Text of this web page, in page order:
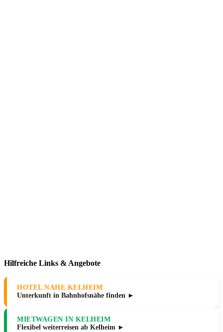
Hilfreiche Links & Angebote
HOTEL NAHE KELHEIM
Unterkunft in Bahnhofsnähe finden ►
MIETWAGEN IN KELHEIM
Flexibel weiterreisen ab Kelheim ►